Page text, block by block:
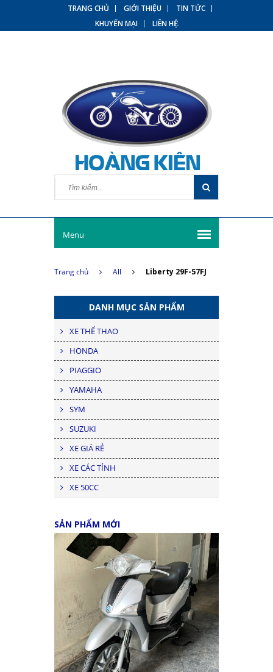
TRANG CHỦ GIỚI THIỆU
TIN TỨC
KHUYẾN MẠI
LIÊN HỆ
Menu
Trang chủ All Liberty 29F-57FJ
DANH MỤC SẢN PHẨM
XE THỂ THAO
HONDA
PIAGGIO
YAMAHA
SYM
SUZUKI
XE GIÁ RẺ
XE CÁC TỈNH
XE 50CC
SẢN PHẨM MỚI